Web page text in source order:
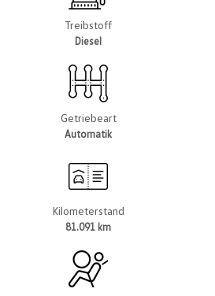
Treibstoff
Diesel
Getriebeart
Automatik
Kilometerstand
81.091 km